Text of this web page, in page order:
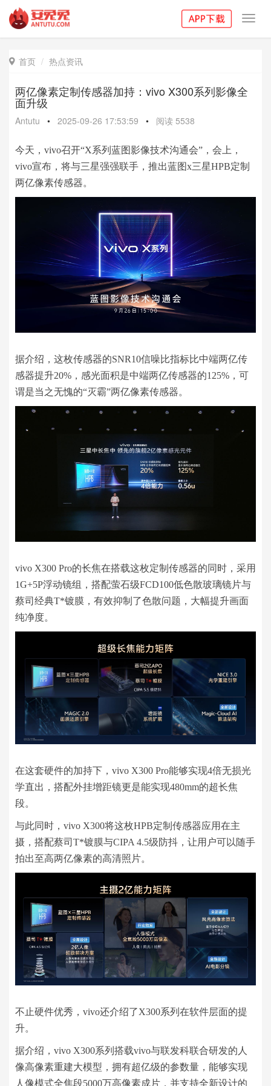
 首页 热点资讯
两亿像素定制传感器加持：vivo X300系列影像全
面升级
Antutu • 2025-09-26 17:53:59 • 阅读 5538
今天，vivo召开“X系列蓝图影像技术沟通会”，会上，
vivo宣布，将与三星强强联手，推出蓝图x三星HPB定制
两亿像素传感器。
据介绍，这枚传感器的SNR10信噪比指标比中端两亿传
感器提升20%，感光面积是中端两亿传感器的125%，可
谓是当之无愧的“灭霸”两亿像素传感器。
vivo X300 Pro的长焦在搭载这枚定制传感器的同时，采用
1G+5P浮动镜组，搭配萤石级FCD100低色散玻璃镜片与
蔡司经典T*镀膜，有效抑制了色散问题，大幅提升画面
纯净度。
在这套硬件的加持下，vivo X300 Pro能够实现4倍无损光
学直出，搭配外挂增距镜更是能实现480mm的超长焦
段。
与此同时，vivo X300将这枚HPB定制传感器应用在主
摄，搭配蔡司T*镀膜与CIPA 4.5级防抖，让用户可以随手
拍出至高两亿像素的高清照片。
不止硬件优秀，vivo还介绍了X300系列在软件层面的提
升。
据介绍，vivo X300系列搭载vivo与联发科联合研发的人
像高像素重建大模型，拥有超亿级的参数量，能够实现
人像模式全焦段5000万高像素成片，并支持全新设计的